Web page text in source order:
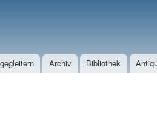
Archiv Bibliothek